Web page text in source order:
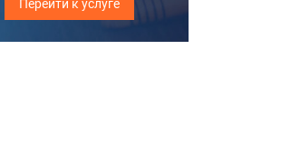
Перейти к услуге